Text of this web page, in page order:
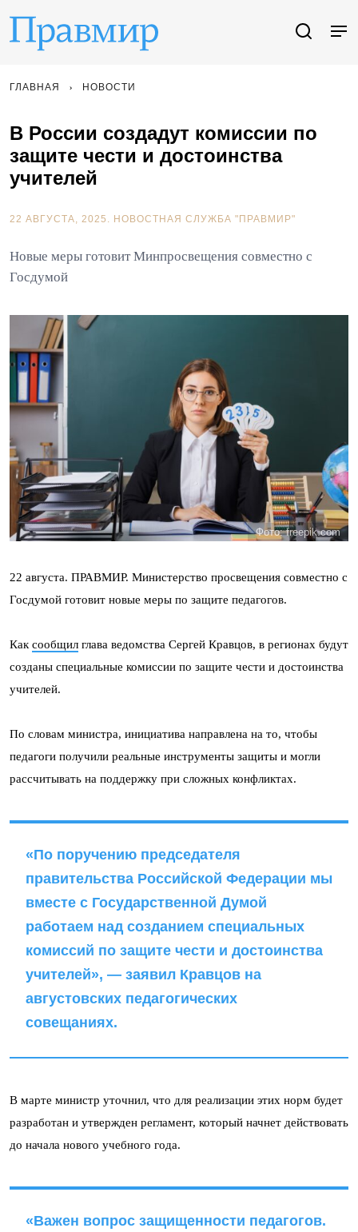
ГЛАВНАЯ НОВОСТИ
В России создадут комиссии по
защите чести и достоинства
учителей
22 АВГУСТА, 2025. НОВОСТНАЯ СЛУЖБА "ПРАВМИР"
Новые меры готовит Минпросвещения совместно с
Госдумой
Фото: freepik.com
22 августа. ПРАВМИР. Министерство просвещения совместно с
Госдумой готовит новые меры по защите педагогов.
Как сообщил глава ведомства Сергей Кравцов, в регионах будут
созданы специальные комиссии по защите чести и достоинства
учителей.
По словам министра, инициатива направлена на то, чтобы
педагоги получили реальные инструменты защиты и могли
рассчитывать на поддержку при сложных конфликтах.
«По поручению председателя
правительства Российской Федерации мы
вместе с Государственной Думой
работаем над созданием специальных
комиссий по защите чести и достоинства
учителей», — заявил Кравцов на
августовских педагогических
совещаниях.
В марте министр уточнил, что для реализации этих норм будет
разработан и утвержден регламент, который начнет действовать
до начала нового учебного года.
«Важен вопрос защищенности педагогов.